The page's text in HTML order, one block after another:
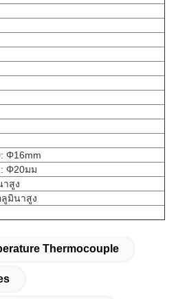
Φ16mm
Φ20มม
สูง
มินาสูง
Thermocouple